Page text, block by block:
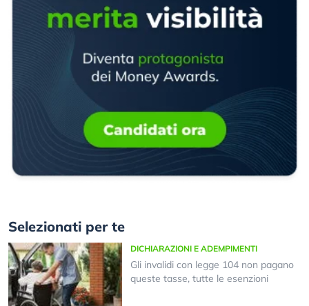
Selezionati per te
DICHIARAZIONI E ADEMPIMENTI
Gli invalidi con legge 104 non pagano
queste tasse, tutte le esenzioni